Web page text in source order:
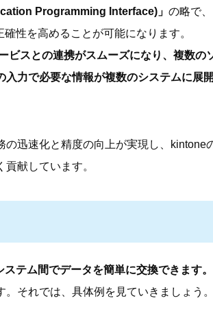
Programming Interface)」 の略で、
性を高めることが可能になります。
ビスとの連携がスムーズになり、複数の
入力で必要な情報が複数のシステムに展開
迅速化と精度の向上が実現し、kintone
献しています。
テム間でデータを簡単に交換できます。
それでは、具体例を見ていきましょう。